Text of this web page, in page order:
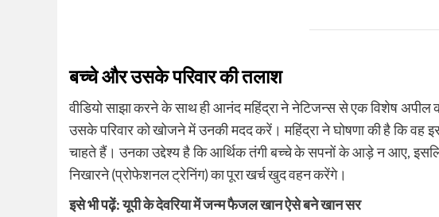
बच्चे और उसके परिवार की तलाश
वीडियो साझा करने के साथ ही आनंद महिंद्रा ने नेटिजन्स से एक विशेष
उसके परिवार को खोजने में उनकी मदद करें। महिंद्रा ने घोषणा की है कि वह
चाहते हैं। उनका उद्देश्य है कि आर्थिक तंगी बच्चे के सपनों के आड़े न आए,
निखारने (प्रोफेशनल ट्रेनिंग) का पूरा खर्च खुद वहन करेंगे।
इसे भी पढ़ें:यूपी के देवरिया में जन्म फैजल खान ऐसे बने खान सर